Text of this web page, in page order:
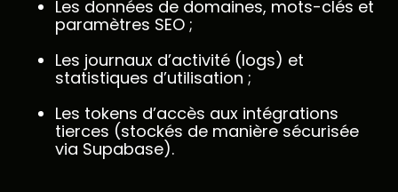
Les données de domaines, mots-clés et
paramètres SEO ;
Les journaux d’activité (logs) et
statistiques d’utilisation ;
Les tokens d’accès aux intégrations
tierces (stockés de manière sécurisée
via Supabase).